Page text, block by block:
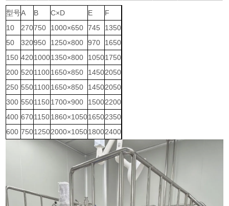
型号A B C×D E
F
10
270750 1000×650 745
1350
50
320950 1250×800 970
1650
150 42010001350×800 10501750
200 52011001650×850 14502050
250 55011001650×850 14502050
300 55011501700×900 15002200
400 67011501860×105016502350
600 75012502000×105018002400